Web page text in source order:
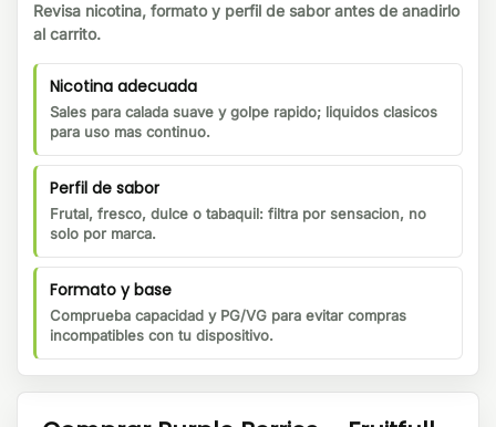
Revisa nicotina, formato y perfil de sabor antes de anadirlo
al carrito.
Nicotina adecuada
Sales para calada suave y golpe rapido; liquidos clasicos
para uso mas continuo.
Perfil de sabor
Frutal, fresco, dulce o tabaquil: filtra por sensacion, no
solo por marca.
Formato y base
Comprueba capacidad y PG/VG para evitar compras
incompatibles con tu dispositivo.